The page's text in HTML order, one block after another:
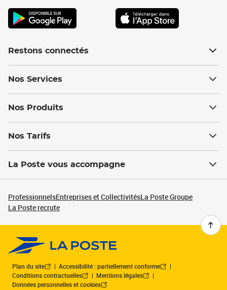
Restons connectés
Nos Services
Nos Produits
Nos Tarifs
La Poste vous accompagne
ProfessionnelsEntreprises et CollectivitésLa Poste Groupe
La Poste recrute
Plan du site
Accessibilité : partiellement conforme
Conditions contractuelles
Mentions légales
Données personnelles et cookies